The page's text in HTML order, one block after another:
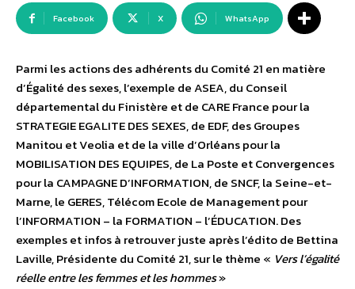
Facebook X WhatsApp
Parmi les actions des adhérents du Comité 21 en matière
d’Égalité des sexes, l’exemple de ASEA, du Conseil
départemental du Finistère et de CARE France pour la
STRATEGIE EGALITE DES SEXES, de EDF, des Groupes
Manitou et Veolia et de la ville d’Orléans pour la
MOBILISATION DES EQUIPES, de La Poste et Convergences
pour la CAMPAGNE D’INFORMATION, de SNCF, la Seine-et-
Marne, le GERES, Télécom Ecole de Management pour
l’INFORMATION – la FORMATION – l’ÉDUCATION. Des
exemples et infos à retrouver juste après l’édito de Bettina
Laville, Présidente du Comité 21, sur le thème « Vers l’égalité
réelle entre les femmes et les hommes»